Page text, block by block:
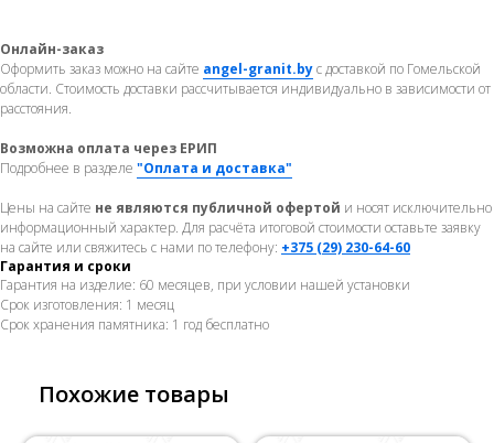
Онлайн-заказ
Оформить заказ можно на сайте angel-granit.byс доставкой по Гомельской
области. Стоимость доставки рассчитывается индивидуально в зависимости от
расстояния.
Возможна оплата через ЕРИП
Подробнее в разделе "Оплата и доставка"
Цены на сайте не являются публичной офертой и носят исключительно
информационный характер. Для расчёта итоговой стоимости оставьте заявку
на сайте или свяжитесь с нами по телефону: +375 (29) 230-64-60
Гарантия и сроки
Гарантия на изделие: 60 месяцев, при условии нашей установки
Срок изготовления: 1 месяц
Срок хранения памятника: 1 год бесплатно
Похожие товары